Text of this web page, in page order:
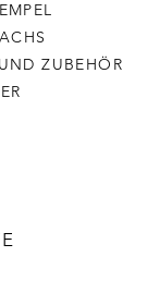
ZUBEHÖR